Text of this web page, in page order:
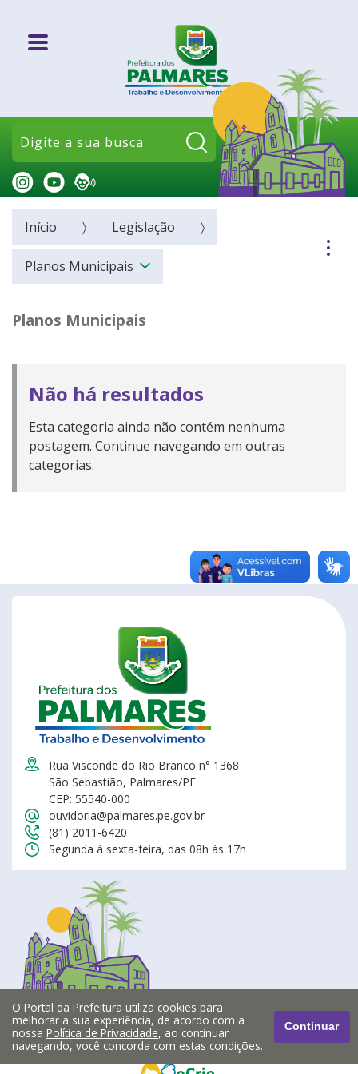
Pesquisar:
Início Legislação
Planos Municipais
Planos Municipais
Não há resultados
Esta categoria ainda não contém nenhuma
postagem. Continue navegando em outras
categorias.
Rua Visconde do Rio Branco n° 1368
São Sebastião, Palmares/PE
CEP: 55540-000
ouvidoria@palmares.pe.gov.br
(81) 2011-6420
Segunda à sexta-feira, das 08h às 17h
O Portal da Prefeitura utiliza cookies para
melhorar a sua experiência, de acordo com a
nossa Política de Privacidade, ao continuar
navegando, você concorda com estas condições.
Continuar